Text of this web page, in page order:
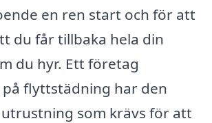
en ren start och för att
du får tillbaka hela din
du hyr. Ett företag
på flyttstädning har den
som krävs för att